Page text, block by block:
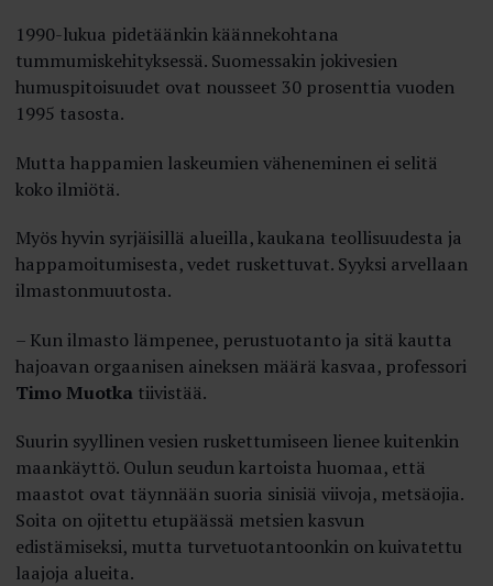
1990-lukua pidetäänkin käännekohtana
tummumiskehityksessä. Suomessakin jokivesien
humuspitoisuudet ovat nousseet 30 prosenttia vuoden
1995 tasosta.
Mutta happamien laskeumien väheneminen ei selitä
koko ilmiötä.
Myös hyvin syrjäisillä alueilla, kaukana teollisuudesta ja
happamoitumisesta, vedet ruskettuvat. Syyksi arvellaan
ilmastonmuutosta.
– Kun ilmasto lämpenee, perustuotanto ja sitä kautta
hajoavan orgaanisen aineksen määrä kasvaa, professori
Timo Muotka tiivistää.
Suurin syyllinen vesien ruskettumiseen lienee kuitenkin
maankäyttö. Oulun seudun kartoista huomaa, että
maastot ovat täynnään suoria sinisiä viivoja, metsäojia.
Soita on ojitettu etupäässä metsien kasvun
edistämiseksi, mutta turvetuotantoonkin on kuivatettu
laajoja alueita.